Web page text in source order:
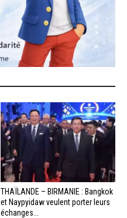
THAÏLANDE – BIRMANIE : Bangkok
et Naypyidaw veulent porter leurs
échanges...